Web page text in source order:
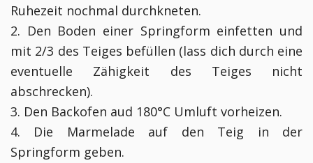
Ruhezeit nochmal durchkneten.
2. Den Boden einer Springform einfetten und
mit 2/3 des Teiges befüllen (lass dich durch eine
eventuelle Zähigkeit des Teiges nicht
abschrecken).
3. Den Backofen aud 180°C Umluft vorheizen.
4. Die Marmelade auf den Teig in der
Springform geben.